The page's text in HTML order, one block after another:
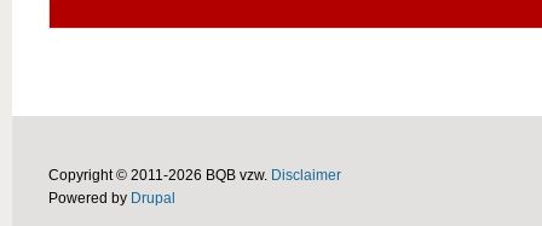
Copyright © 2011-2026 BQB vzw. Disclaimer
Powered by Drupal